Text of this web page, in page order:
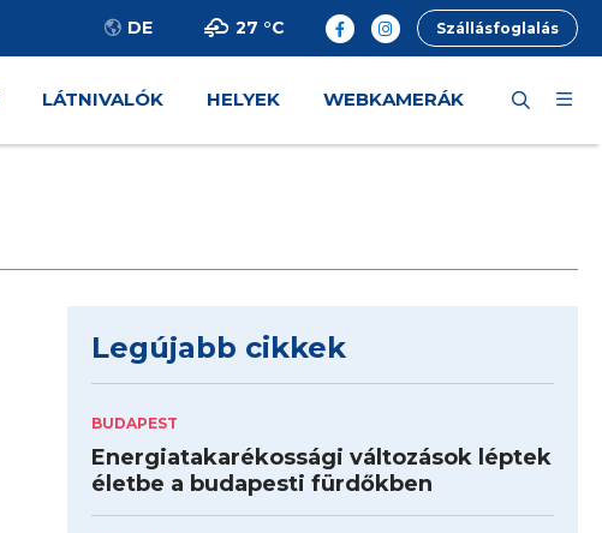
DE 27 °C Szállásfoglalás
LÁTNIVALÓK HELYEK WEBKAMERÁK
Legújabb cikkek
BUDAPEST
Energiatakarékossági változások léptek
életbe a budapesti fürdőkben